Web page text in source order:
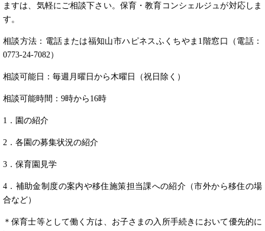
ますは、気軽にご相談下さい。保育・教育コンシェルジュが対応しま
す。
相談方法：電話または福知山市ハピネスふくちやま1階窓口（電話：
0773-24-7082）
相談可能日：毎週月曜日から木曜日（祝日除く）
相談可能時間：9時から16時
1．園の紹介
2．各園の募集状況の紹介
3．保育園見学
4．補助金制度の案内や移住施策担当課への紹介（市外から移住の場
合など）
＊保育士等として働く方は、お子さまの入所手続きにおいて優先的に